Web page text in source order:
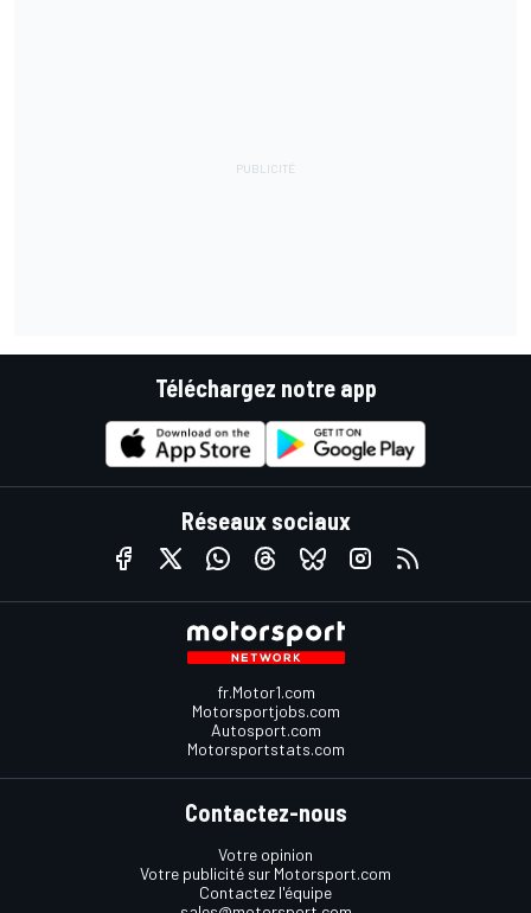
Téléchargez notre app
Réseaux sociaux
fr.Motor1.com
Motorsportjobs.com
Autosport.com
Motorsportstats.com
Contactez-nous
Votre opinion
Votre publicité sur Motorsport.com
Contactez l'équipe